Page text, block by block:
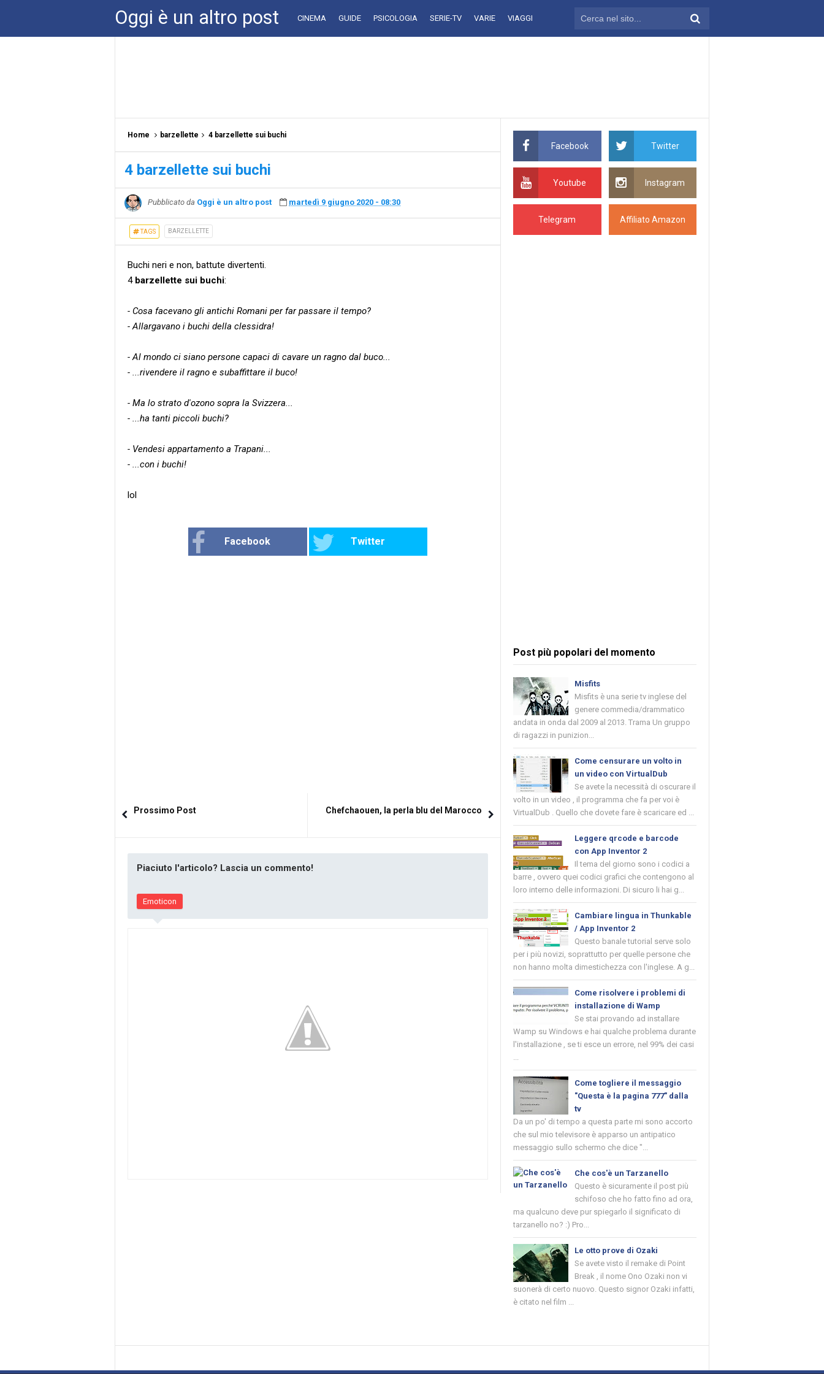
Oggi è un altro post CINEMA GUIDE PSICOLOGIA SERIE-TV VARIE VIAGGI
Home barzellette 4 barzellette sui buchi
4 barzellette sui buchi
Pubblicato da Oggi è un altro post martedì 9 giugno 2020 - 08:30
TAGS BARZELLETTE
Buchi neri e non, battute divertenti.
4 barzellette sui buchi:
- Cosa facevano gli antichi Romani per far passare il tempo?
- Allargavano i buchi della clessidra!
- Al mondo ci siano persone capaci di cavare un ragno dal buco...
- ...rivendere il ragno e subaffittare il buco!
- Ma lo strato d'ozono sopra la Svizzera...
- ...ha tanti piccoli buchi?
- Vendesi appartamento a Trapani...
- ...con i buchi!
lol
Facebook Twitter
Prossimo Post Chefchaouen, la perla blu del Marocco
Piaciuto l'articolo? Lascia un commento!
Emoticon
Facebook Twitter
Youtube Instagram
Telegram Affiliato Amazon
Post più popolari del momento
Misfits
Misfits è una serie tv inglese del
genere commedia/drammatico
andata in onda dal 2009 al 2013. Trama Un gruppo
di ragazzi in punizion...
Come censurare un volto in
un video con VirtualDub
Se avete la necessità di oscurare il
volto in un video , il programma che fa per voi è
VirtualDub . Quello che dovete fare è scaricare ed ...
Leggere qrcode e barcode
con App Inventor 2
Il tema del giorno sono i codici a
barre , ovvero quei codici grafici che contengono al
loro interno delle informazioni. Di sicuro li hai g...
Cambiare lingua in Thunkable
/ App Inventor 2
Questo banale tutorial serve solo
per i più novizi, soprattutto per quelle persone che
non hanno molta dimestichezza con l'inglese. A g...
Come risolvere i problemi di
installazione di Wamp
Se stai provando ad installare
Wamp su Windows e hai qualche problema durante
l'installazione , se ti esce un errore, nel 99% dei casi
...
Come togliere il messaggio
"Questa è la pagina 777" dalla
tv
Da un po' di tempo a questa parte mi sono accorto
che sul mio televisore è apparso un antipatico
messaggio sullo schermo che dice "...
Che cos'è un Tarzanello
Questo è sicuramente il post più
schifoso che ho fatto fino ad ora,
ma qualcuno deve pur spiegarlo il significato di
tarzanello no? :) Pro...
Le otto prove di Ozaki
Se avete visto il remake di Point
Break , il nome Ono Ozaki non vi
suonerà di certo nuovo. Questo signor Ozaki infatti,
è citato nel film ...